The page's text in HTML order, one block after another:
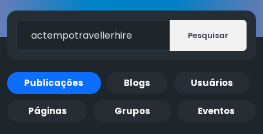
Pesquisar
Publicações Blogs Usuários
Páginas Grupos Eventos